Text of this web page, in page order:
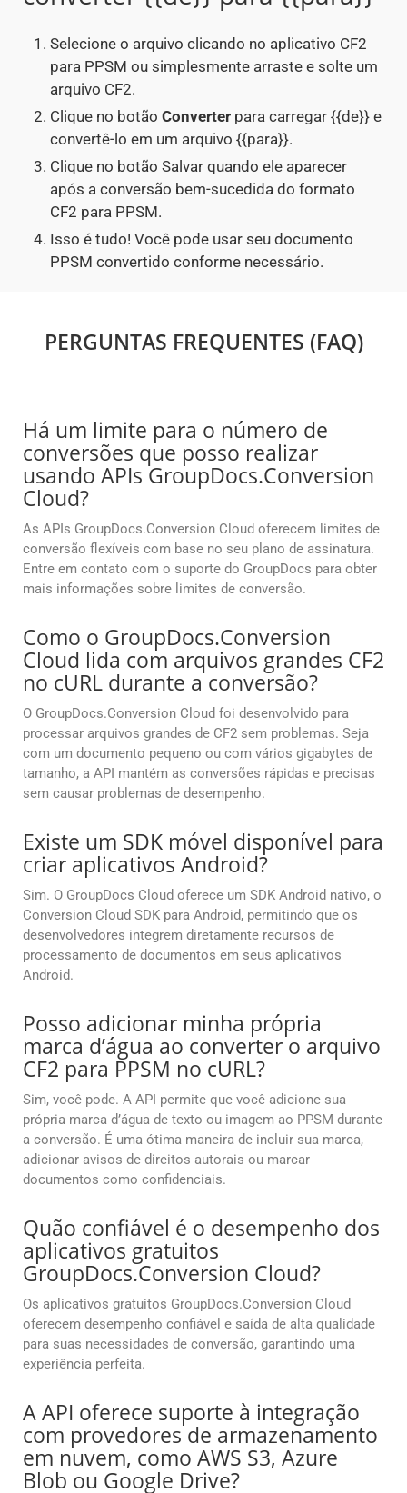
Selecione o arquivo clicando no aplicativo CF2
para PPSM ou simplesmente arraste e solte um
arquivo CF2.
Clique no botão Converter para carregar {{de}} e
convertê-lo em um arquivo {{para}}.
Clique no botão Salvar quando ele aparecer
após a conversão bem-sucedida do formato
CF2 para PPSM.
Isso é tudo! Você pode usar seu documento
PPSM convertido conforme necessário.
PERGUNTAS FREQUENTES (FAQ)
Há um limite para o número de
conversões que posso realizar
usando APIs GroupDocs.Conversion
Cloud?
As APIs GroupDocs.Conversion Cloud oferecem limites de
conversão flexíveis com base no seu plano de assinatura.
Entre em contato com o suporte do GroupDocs para obter
mais informações sobre limites de conversão.
Como o GroupDocs.Conversion
Cloud lida com arquivos grandes CF2
no cURL durante a conversão?
O GroupDocs.Conversion Cloud foi desenvolvido para
processar arquivos grandes de CF2 sem problemas. Seja
com um documento pequeno ou com vários gigabytes de
tamanho, a API mantém as conversões rápidas e precisas
sem causar problemas de desempenho.
Existe um SDK móvel disponível para
criar aplicativos Android?
Sim. O GroupDocs Cloud oferece um SDK Android nativo, o
Conversion Cloud SDK para Android, permitindo que os
desenvolvedores integrem diretamente recursos de
processamento de documentos em seus aplicativos
Android.
Posso adicionar minha própria
marca d’água ao converter o arquivo
CF2 para PPSM no cURL?
Sim, você pode. A API permite que você adicione sua
própria marca d’água de texto ou imagem ao PPSM durante
a conversão. É uma ótima maneira de incluir sua marca,
adicionar avisos de direitos autorais ou marcar
documentos como confidenciais.
Quão confiável é o desempenho dos
aplicativos gratuitos
GroupDocs.Conversion Cloud?
Os aplicativos gratuitos GroupDocs.Conversion Cloud
oferecem desempenho confiável e saída de alta qualidade
para suas necessidades de conversão, garantindo uma
experiência perfeita.
A API oferece suporte à integração
com provedores de armazenamento
em nuvem, como AWS S3, Azure
Blob ou Google Drive?